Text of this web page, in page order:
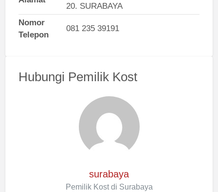
20. SURABAYA
Nomor
Telepon
081 235 39191
Hubungi Pemilik Kost
surabaya
Pemilik Kost di Surabaya